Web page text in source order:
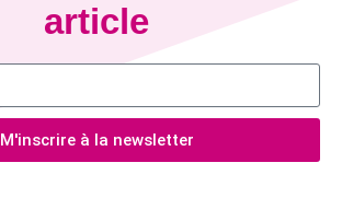
article
M'inscrire à la newsletter